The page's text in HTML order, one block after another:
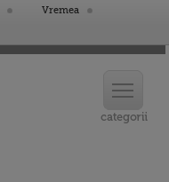
Vremea